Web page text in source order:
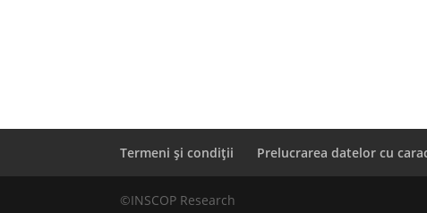
Termeni și condiții Prelucrarea datelor cu
©INSCOP Research